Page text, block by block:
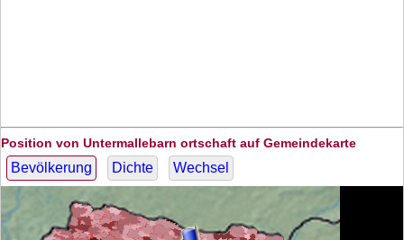
Position von Untermallebarn ortschaft auf Gemeindekarte
Bevölkerung Dichte Wechsel